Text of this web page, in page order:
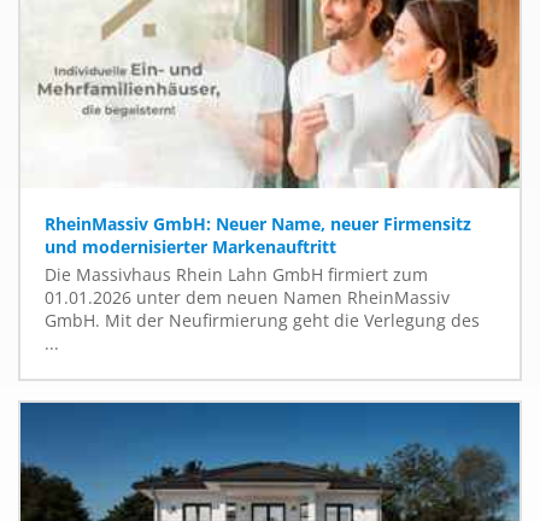
RheinMassiv GmbH: Neuer Name, neuer Firmensitz
und modernisierter Markenauftritt
Die Massivhaus Rhein Lahn GmbH firmiert zum
01.01.2026 unter dem neuen Namen RheinMassiv
GmbH. Mit der Neufirmierung geht die Verlegung des
...